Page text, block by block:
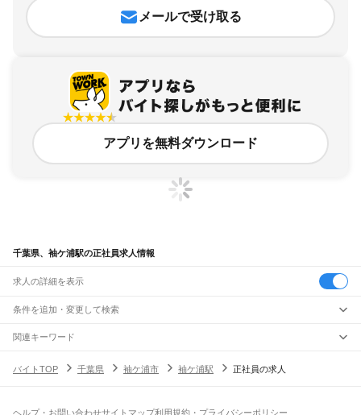
メールで受け取る
アプリを無料ダウンロード
千葉県、袖ケ浦駅の正社員求人情報
求人の詳細を表示
条件を追加・変更して検索
市区町村を追加・変更
千葉県すべて
駅を追加・変更
南流山駅新松戸駅 新八柱駅 東松戸駅市川大野駅船橋法典駅 西船橋駅
飲食・フードサービス
関連キーワード
バイトTOP
千葉県 袖ケ浦市 袖ケ浦駅 正社員の求人
ヘルプ・お問い合わせサイトマップ利用規約・プライバシーポリシー